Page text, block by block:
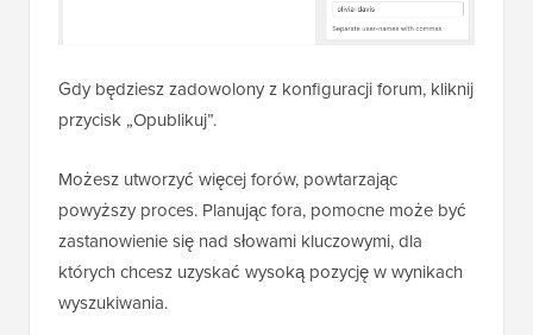
Gdy będziesz zadowolony z konfiguracji forum, kliknij
przycisk „Opublikuj”.
Możesz utworzyć więcej forów, powtarzając
powyższy proces. Planując fora, pomocne może być
zastanowienie się nad słowami kluczowymi, dla
których chcesz uzyskać wysoką pozycję w wynikach
wyszukiwania.